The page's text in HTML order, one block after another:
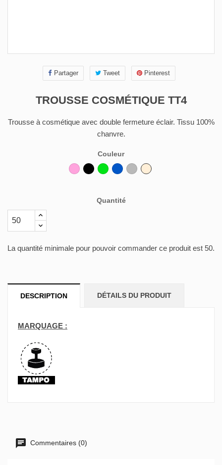
Partager Tweet Pinterest
TROUSSE COSMÉTIQUE TT4
Trousse à cosmétique avec double fermeture éclair. Tissu 100%
chanvre.
Couleur
RoseNoirVert
Bleu
foncé
GrisBeige
Quantité
La quantité minimale pour pouvoir commander ce produit est 50.
DESCRIPTION DÉTAILS DU PRODUIT
MARQUAGE :
Commentaires (0)